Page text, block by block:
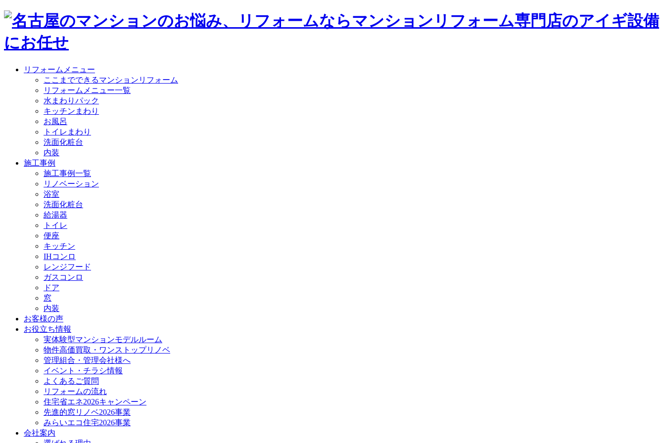
リフォームメニュー
ここまでできるマンションリフォーム
リフォームメニュー一覧
水まわりパック
キッチンまわり
お風呂
トイレまわり
洗面化粧台
内装
施工事例
施工事例一覧
リノベーション
浴室
洗面化粧台
給湯器
トイレ
便座
キッチン
IHコンロ
レンジフード
ガスコンロ
ドア
窓
内装
お客様の声
お役立ち情報
実体験型マンションモデルルーム
物件高価買取・ワンストップリノベ
管理組合・管理会社様へ
イベント・チラシ情報
よくあるご質問
リフォームの流れ
住宅省エネ2026キャンペーン
先進的窓リノベ2026事業
みらいエコ住宅2026事業
会社案内